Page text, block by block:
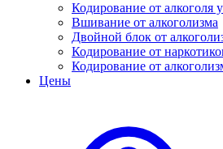
Кодирование от алкоголя
Вшивание от алкоголизма
Двойной блок от
Кодирование от
Кодирование от
Цены